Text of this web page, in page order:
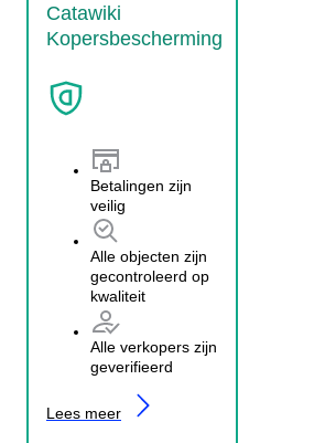
Catawiki
Kopersbescherming
Betalingen zijn
veilig
Alle objecten zijn
gecontroleerd op
kwaliteit
Alle verkopers zijn
geverifieerd
Lees meer